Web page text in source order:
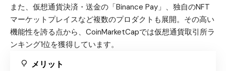
また、仮想通貨決済・送金の「Binance Pay」、独自のNFT
マーケットプレイスなど複数のプロダクトも展開。その高い
機能性を誇る点から、 CoinMarketCapでは仮想通貨取引所ラ
ンキング1位を獲得しています。
メリット